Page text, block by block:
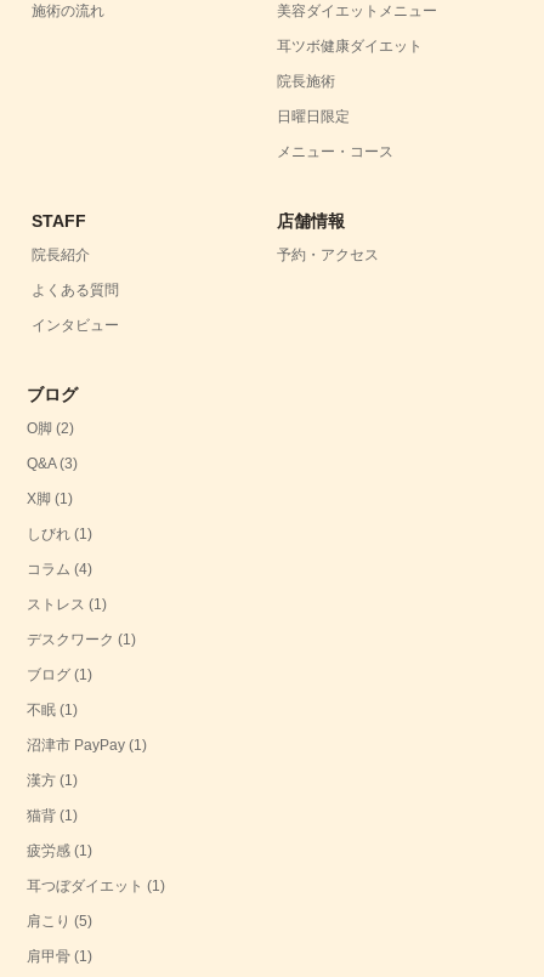
施術の流れ 美容ダイエットメニュー
耳ツボ健康ダイエット
院長施術
日曜日限定
メニュー・コース
STAFF
院長紹介
よくある質問
インタビュー
店舗情報
予約・アクセス
ブログ
O脚 (2)
Q&A(3)
X脚 (1)
しびれ (1)
コラム (4)
ストレス (1)
デスクワーク (1)
ブログ (1)
不眠 (1)
沼津市 PayPay (1)
漢方 (1)
猫背 (1)
疲労感 (1)
耳つぼダイエット (1)
肩こり (5)
肩甲骨 (1)